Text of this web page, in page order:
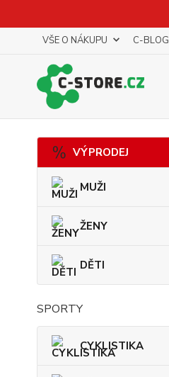
VŠE O NÁKUPU C-BLOG
VÝPRODEJ
MUŽI
ŽENY
DĚTI
SPORTY
CYKLISTIKA